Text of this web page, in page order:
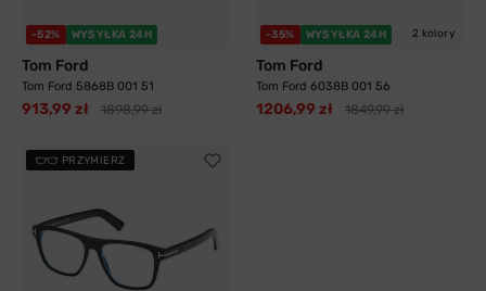
-52% WYSYŁKA 24H
Tom Ford
Tom Ford 5868B 001 51
913,99 zł 1898,99 zł
-35% WYSYŁKA 24H 2 kolory
Tom Ford
Tom Ford 6038B 001 56
1206,99 zł 1849,99 zł
PRZYMIERZ